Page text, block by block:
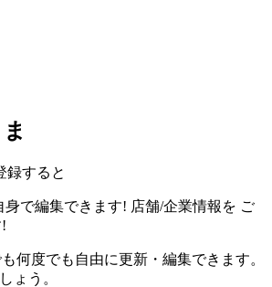
録すると
身で編集できます! 店舗/企業情報を ご
何度でも自由に更新・編集できます。
ょう。